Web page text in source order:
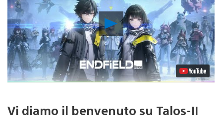
Riproduci
video
Vi diamo il benvenuto su Talos-II